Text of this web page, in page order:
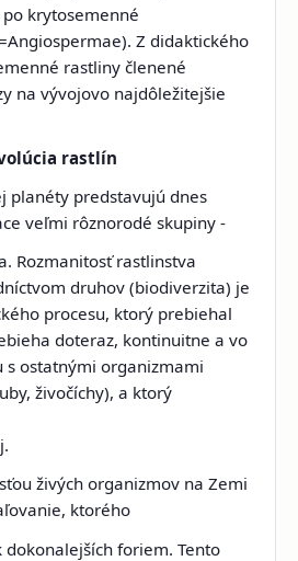
krytosemenné
Z didaktického
rastliny členené
na vývojovo najdôležitejšie
rastlín
planéty predstavujú dnes
veľmi rôznorodé skupiny -
Rozmanitosť rastlinstva
druhov (biodiverzita) je
procesu, ktorý prebiehal
doteraz, kontinuitne a vo
s ostatnými organizmami
živočíchy), a ktorý
živých organizmov na Zemi
ktorého
dokonalejších foriem. Tento